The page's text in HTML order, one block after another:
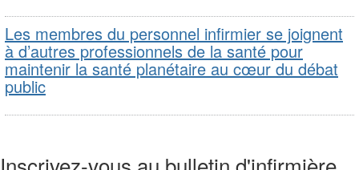
Les membres du personnel infirmier se joignent
à d’autres professionnels de la santé pour
maintenir la santé planétaire au cœur du débat
public